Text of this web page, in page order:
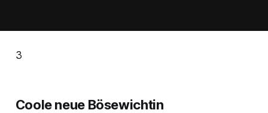
3
Coole neue Bösewichtin